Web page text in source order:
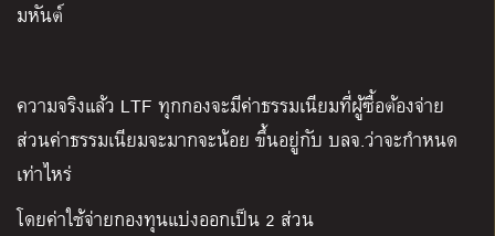
มหันต์
ความจริงแล้ว LTF ทุกกองจะมีค่าธรรมเนียมที่ผู้ซื้อต้องจ่าย
ส่วนค่าธรรมเนียมจะมากจะน้อย ขึ้นอยู่กับ บลจ.ว่าจะกำหนด
เท่าไหร่
โดยค่าใช้จ่ายกองทุนแบ่งออกเป็น 2 ส่วน